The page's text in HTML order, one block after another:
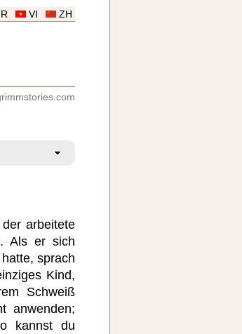
ZH
VI
arbeitete
Als er sich
sprach
Kind,
Schweiß
anwenden;
kannst du